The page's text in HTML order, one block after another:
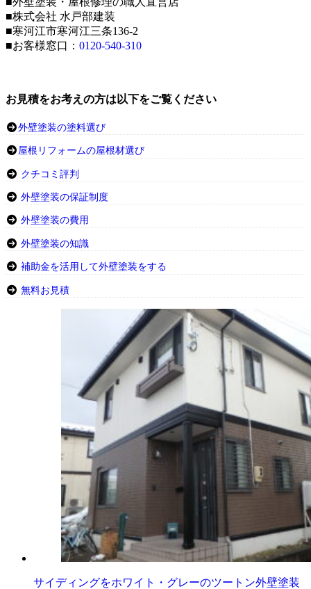
■株式会社 水戸部建装
■寒河江市寒河江三条136-2
■お客様窓口： 0120-540-310
お見積をお考えの方は以下をご覧ください
外壁塗装の塗料選び
屋根リフォームの屋根材選び
クチコミ評判
外壁塗装の保証制度
外壁塗装の費用
外壁塗装の知識
補助金を活用して外壁塗装をする
無料お見積
サイディングをホワイト・グレーのツートン外壁塗装